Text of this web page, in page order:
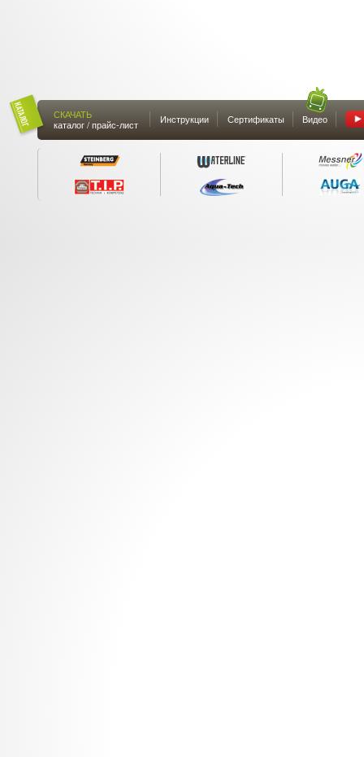
СКАЧАТЬ
каталог / прайс-лист
Инструкции Сертификаты Видео